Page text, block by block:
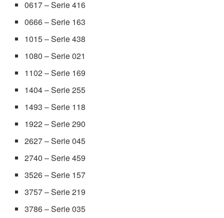
0617 – Serie 416
0666 – Serie 163
1015 – Serie 438
1080 – Serie 021
1102 – Serie 169
1404 – Serie 255
1493 – Serie 118
1922 – Serie 290
2627 – Serie 045
2740 – Serie 459
3526 – Serie 157
3757 – Serie 219
3786 – Serie 035